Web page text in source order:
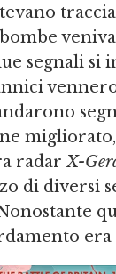
segnali si
radarX-
di diversi